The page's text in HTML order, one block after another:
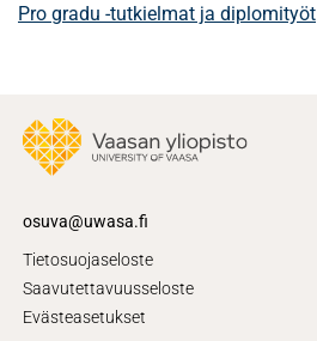
Pro gradu -tutkielmat ja diplomityöt
osuva@uwasa.fi
Tietosuojaseloste
Saavutettavuusseloste
Evästeasetukset